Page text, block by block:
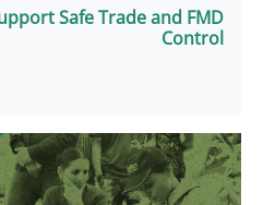
Risk Analysis to Support Safe